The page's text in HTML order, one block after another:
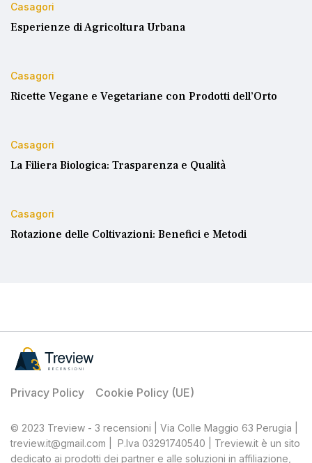
Casagori
Esperienze di Agricoltura Urbana
Casagori
Ricette Vegane e Vegetariane con Prodotti dell’Orto
Casagori
La Filiera Biologica: Trasparenza e Qualità
Casagori
Rotazione delle Coltivazioni: Benefici e Metodi
Privacy Policy Cookie Policy (UE)
© 2023 Treview - 3 recensioni | Via Colle Maggio 63 Perugia |
treview.it@gmail.com | P.Iva 03291740540 | Treview.it è un sito
dedicato ai prodotti dei partner e alle soluzioni in affiliazione,